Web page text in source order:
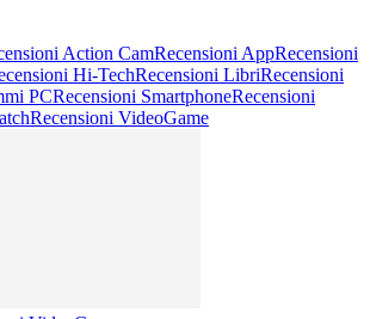
Action CamRecensioni AppRecensioni
Hi-TechRecensioni LibriRecensioni
PCRecensioni SmartphoneRecensioni
Recensioni VideoGame